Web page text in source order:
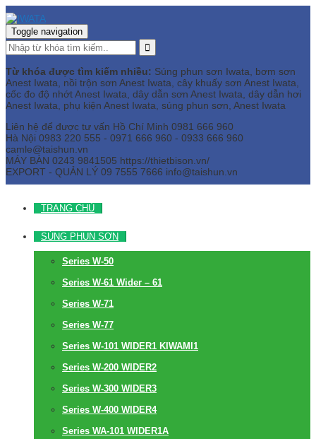
Toggle navigation
Từ khóa được tìm kiếm nhiều: Súng phun sơn Iwata, bơm sơn
Anest Iwata, nồi trộn sơn Anest Iwata, cây khuấy sơn Anest Iwata,
cốc đo độ nhớt Anest Iwata, dây dẫn sơn Anest Iwata, dây dẫn hơi
Anest Iwata, phụ kiện Anest Iwata, súng phun sơn, Anest Iwata
Liên hệ để được tư vấn Hồ Chí Minh 0981 666 960
Hà Nội 0983 220 555 - 0971 666 960 - 0933 666 960
camle@taishun.vn
MÁY BÀN 0243 9841505 https://thietbison.vn/
EXPORT - QUẢN LÝ 09 7555 7666 info@taishun.vn
TRANG CHỦ
SÚNG PHUN SƠN
Series W-50
Series W-61 Wider – 61
Series W-71
Series W-77
Series W-101 WIDER1 KIWAMI1
Series W-200 WIDER2
Series W-300 WIDER3
Series W-400 WIDER4
Series WA-101 WIDER1A